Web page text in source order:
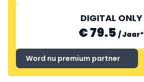
DIGITAL ONLY
€ 79.5 /Jaar*
Word nu premium partner